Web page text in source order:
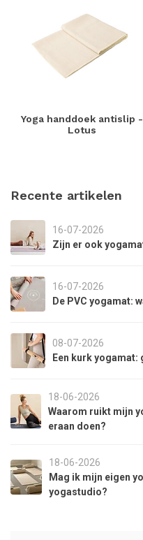
Yoga handdoek antislip -
Lotus
Recente artikelen
16-07-2026
Zijn er ook
16-07-2026
De PVC yogamat:
08-07-2026
Een kurk
18-06-2026
Waarom ruikt mijn
eraan doen?
18-06-2026
Mag ik mijn eigen
yogastudio?